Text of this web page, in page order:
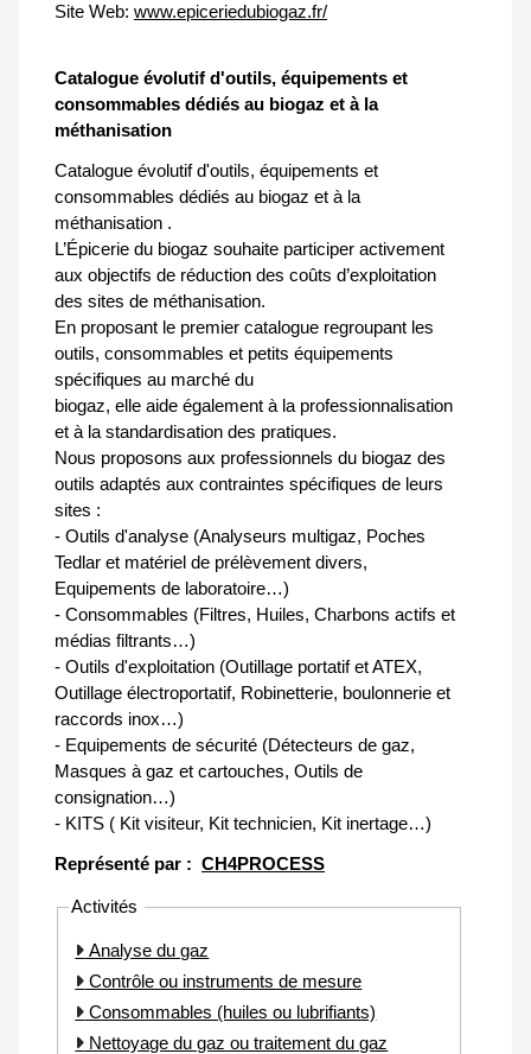
Site Web: www.epiceriedubiogaz.fr/
Catalogue évolutif d'outils, équipements et
consommables dédiés au biogaz et à la
méthanisation
Catalogue évolutif d'outils, équipements et
consommables dédiés au biogaz et à la
méthanisation .
L’Épicerie du biogaz souhaite participer activement
aux objectifs de réduction des coûts d’exploitation
des sites de méthanisation.
En proposant le premier catalogue regroupant les
outils, consommables et petits équipements
spécifiques au marché du
biogaz, elle aide également à la professionnalisation
et à la standardisation des pratiques.
Nous proposons aux professionnels du biogaz des
outils adaptés aux contraintes spécifiques de leurs
sites :
- Outils d'analyse (Analyseurs multigaz, Poches
Tedlar et matériel de prélèvement divers,
Equipements de laboratoire…)
- Consommables (Filtres, Huiles, Charbons actifs et
médias filtrants…)
- Outils d'exploitation (Outillage portatif et ATEX,
Outillage électroportatif, Robinetterie, boulonnerie et
raccords inox…)
- Equipements de sécurité (Détecteurs de gaz,
Masques à gaz et cartouches, Outils de
consignation…)
- KITS ( Kit visiteur, Kit technicien, Kit inertage…)
Représenté par : CH4PROCESS
Activités
Analyse du gaz
Contrôle ou instruments de mesure
Consommables (huiles ou lubrifiants)
Nettoyage du gaz ou traitement du gaz